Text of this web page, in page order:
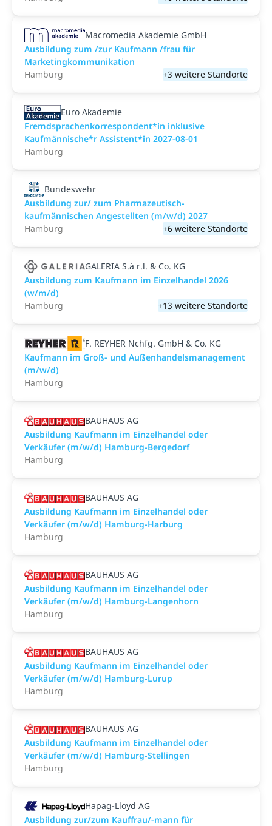
Macromedia Akademie GmbH
Ausbildung zum /zur Kaufmann /frau für
Marketingkommunikation
Hamburg
+3 weitere Standorte
Euro Akademie
Fremdsprachenkorrespondent*in inklusive
Kaufmännische*r Assistent*in 2027-08-01
Hamburg
Bundeswehr
Ausbildung zur/ zum Pharmazeutisch-
kaufmännischen Angestellten (m/w/d) 2027
Hamburg
+6 weitere Standorte
GALERIA S.à r.l. & Co. KG
Ausbildung zum Kaufmann im Einzelhandel 2026
(w/m/d)
Hamburg
+13 weitere Standorte
F. REYHER Nchfg. GmbH & Co. KG
Kaufmann im Groß- und Außenhandelsmanagement
(m/w/d)
Hamburg
BAUHAUS AG
Ausbildung Kaufmann im Einzelhandel oder
Verkäufer (m/w/d) Hamburg-Bergedorf
Hamburg
BAUHAUS AG
Ausbildung Kaufmann im Einzelhandel oder
Verkäufer (m/w/d) Hamburg-Harburg
Hamburg
BAUHAUS AG
Ausbildung Kaufmann im Einzelhandel oder
Verkäufer (m/w/d) Hamburg-Langenhorn
Hamburg
BAUHAUS AG
Ausbildung Kaufmann im Einzelhandel oder
Verkäufer (m/w/d) Hamburg-Lurup
Hamburg
BAUHAUS AG
Ausbildung Kaufmann im Einzelhandel oder
Verkäufer (m/w/d) Hamburg-Stellingen
Hamburg
Hapag-Lloyd AG
Ausbildung zur/zum Kauffrau/-mann für